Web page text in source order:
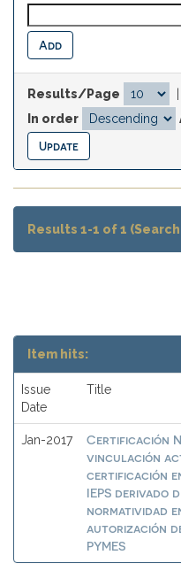
Results/Page
In order
Results 1-1 of 1
Item hits:
Issue
Date
Title
Jan-2017
Certificación
vinculación
certificación
IEPS derivado
normatividad
autorización
PYMES